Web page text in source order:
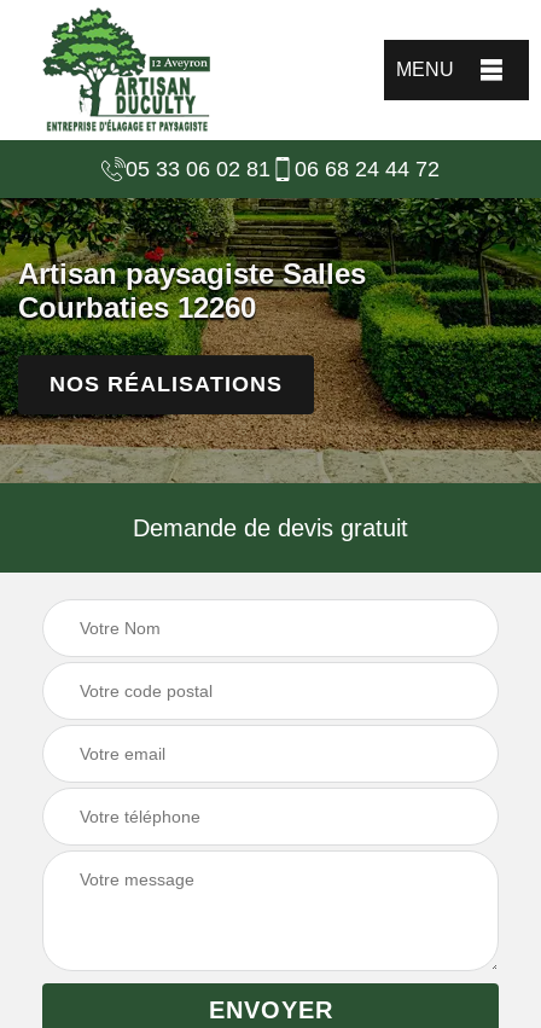
MENU
05 33 06 02 81 06 68 24 44 72
Artisan paysagiste Salles
Courbaties 12260
NOS RÉALISATIONS
Demande de devis gratuit